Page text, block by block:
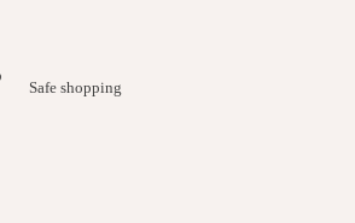
Safe shopping